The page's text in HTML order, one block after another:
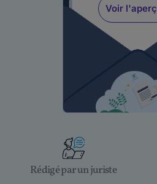
Voir
Rédigé par un juriste